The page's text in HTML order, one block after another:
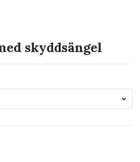
skyddsängel